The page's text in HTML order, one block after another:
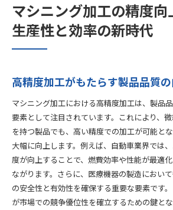
マシニング加工の精度
生産性と効率の新時代
高精度加工がもたらす製品品質
マシニング加工における高精度加工は、製品
要素として注目されています。これにより、
を持つ製品でも、高い精度での加工が可能と
大幅に向上します。例えば、自動車業界では
度が向上することで、燃費効率や性能が最適
ながります。さらに、医療機器の製造におい
の安全性と有効性を確保する重要な要素です
が市場での競争優位性を確立するための鍵とな